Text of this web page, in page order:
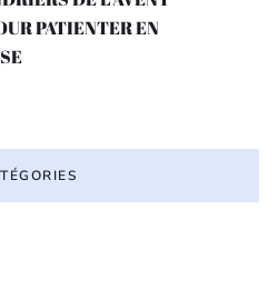
PATIENTER EN